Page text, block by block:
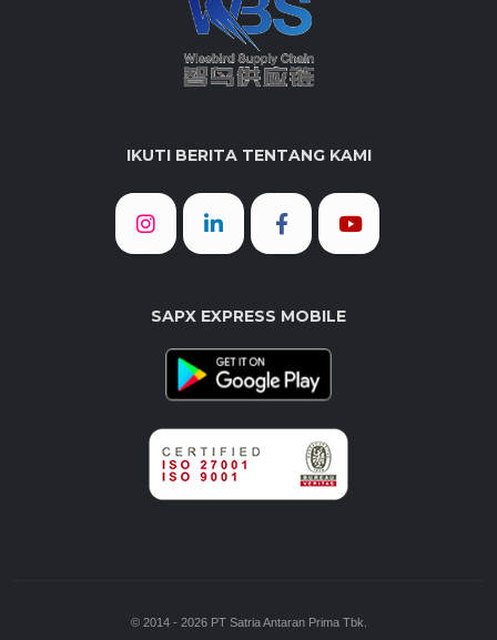
IKUTI BERITA TENTANG KAMI
SAPX EXPRESS MOBILE
© 2014 - 2026 PT Satria Antaran Prima Tbk.